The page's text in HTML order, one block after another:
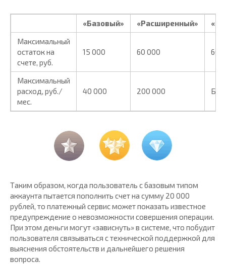
«Базовый» «Расширенный»
Максимальный
остаток на
счете, руб.
15 000 60 000 600
Максимальный
расход, руб./
мес.
40 000 200 000 Без
Таким образом, когда пользователь с базовым типом
аккаунта пытается пополнить счет на сумму 20 000
рублей, то платежный сервис может показать известное
предупреждение о невозможности совершения операции.
При этом деньги могут «зависнуть» в системе, что побудит
пользователя связываться с технической поддержкой для
выяснения обстоятельств и дальнейшего решения
вопроса.